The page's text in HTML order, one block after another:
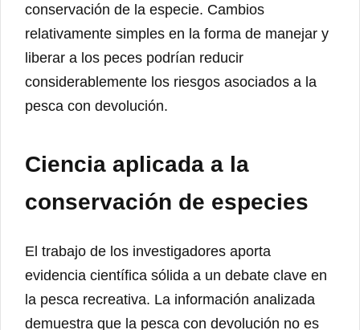
conservación de la especie. Cambios
relativamente simples en la forma de manejar y
liberar a los peces podrían reducir
considerablemente los riesgos asociados a la
pesca con devolución.
Ciencia aplicada a la
conservación de especies
El trabajo de los investigadores aporta
evidencia científica sólida a un debate clave en
la pesca recreativa. La información analizada
demuestra que la pesca con devolución no es